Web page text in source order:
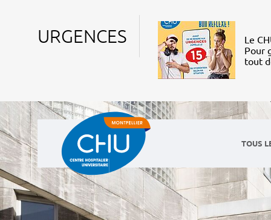
URGENCES
Le
Pour
tout
TOUS